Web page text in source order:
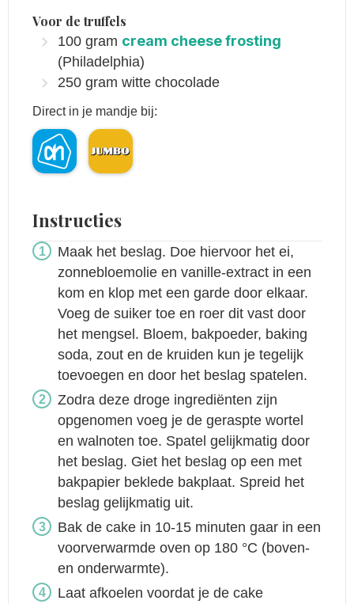
Voor de truffels
100 gram cream cheese frosting
(Philadelphia)
250 gram witte chocolade
Direct in je mandje bij:
Instructies
Maak het beslag. Doe hiervoor het ei,
zonnebloemolie en vanille-extract in een
kom en klop met een garde door elkaar.
Voeg de suiker toe en roer dit vast door
het mengsel. Bloem, bakpoeder, baking
soda, zout en de kruiden kun je tegelijk
toevoegen en door het beslag spatelen.
Zodra deze droge ingrediënten zijn
opgenomen voeg je de geraspte wortel
en walnoten toe. Spatel gelijkmatig door
het beslag. Giet het beslag op een met
bakpapier beklede bakplaat. Spreid het
beslag gelijkmatig uit.
Bak de cake in 10-15 minuten gaar in een
voorverwarmde oven op 180 °C (boven-
en onderwarmte).
Laat afkoelen voordat je de cake